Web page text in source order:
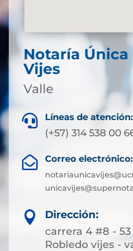
Notaría Única
Vijes
Valle
 Líneas de atención:
(+57) 314 538 00
 Correo electrónico:

Dirección:
carrera 4 #8 -
Robledo vijes -